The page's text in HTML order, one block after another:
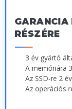
GARANCIA
RÉSZÉRE
3 év gyártó
A memóriára
Az SSD-re 2
Az operációs